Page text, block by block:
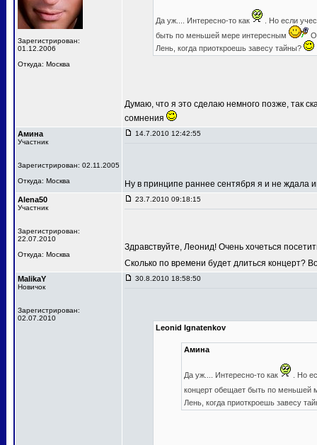
Зарегистрирован:
01.12.2006
Откуда: Москва
Да уж.... Интересно-то как
. Но если
быть по меньшей мере интересным
Лень, когда приоткроешь завесу тайны?
Думаю, что я это сделаю немного позже, так
сомнения
Амина
Участник
Зарегистрирован: 02.11.2005
Откуда: Москва
14.7.2010 12:42:55
Ну в принципе раннее сентября я и не
Alena50
Участник
Зарегистрирован:
22.07.2010
Откуда: Москва
23.7.2010 09:18:15
Здравствуйте, Леонид! Очень хочеться
Сколько по времени будет длиться концерт?
MalikaY
Новичок
Зарегистрирован:
02.07.2010
30.8.2010 18:58:50
Leonid Ignatenkov
Амина
Да уж.... Интересно-то как
. Но
концерт обещает быть по меньшей
Лень, когда приоткроешь завесу